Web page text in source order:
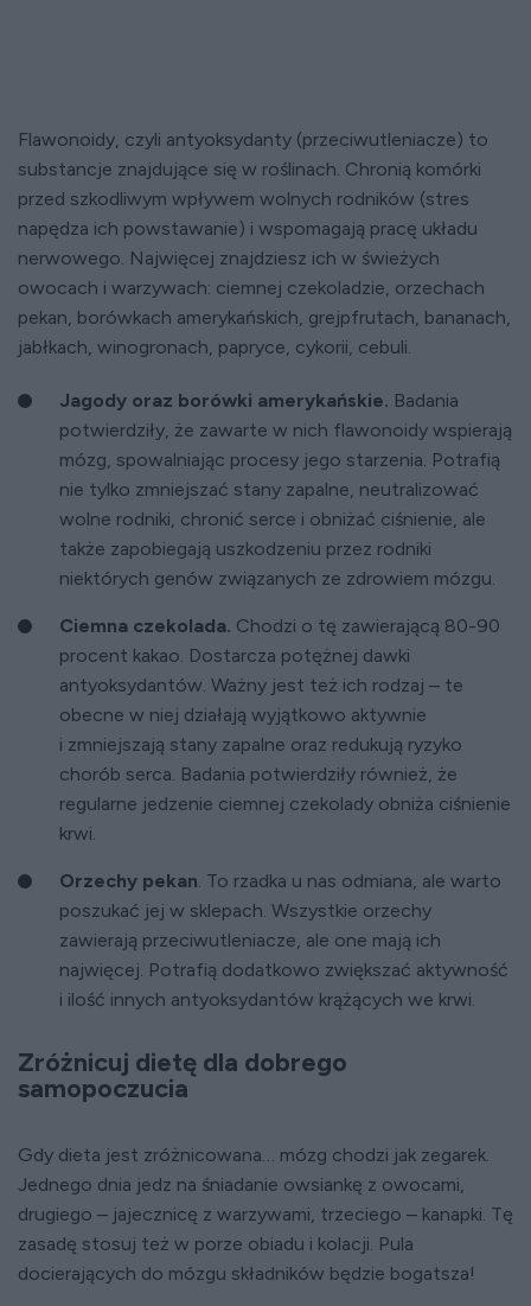
Flawonoidy, czyli antyoksydanty (przeciwutleniacze) to
substancje znajdujące się w roślinach. Chronią komórki
przed szkodliwym wpływem wolnych rodników (stres
napędza ich powstawanie) i wspomagają pracę układu
nerwowego. Najwięcej znajdziesz ich w świeżych
owocach i warzywach: ciemnej czekoladzie, orzechach
pekan, borówkach amerykańskich, grejpfrutach, bananach,
jabłkach, winogronach, papryce, cykorii, cebuli.
Jagody oraz borówki amerykańskie. Badania
potwierdziły, że zawarte w nich flawonoidy wspierają
mózg, spowalniając procesy jego starzenia. Potrafią
nie tylko zmniejszać stany zapalne, neutralizować
wolne rodniki, chronić serce i obniżać ciśnienie, ale
także zapobiegają uszkodzeniu przez rodniki
niektórych genów związanych ze zdrowiem mózgu.
Ciemna czekolada. Chodzi o tę zawierającą 80-90
procent kakao. Dostarcza potężnej dawki
antyoksydantów. Ważny jest też ich rodzaj – te
obecne w niej działają wyjątkowo aktywnie
i zmniejszają stany zapalne oraz redukują ryzyko
chorób serca. Badania potwierdziły również, że
regularne jedzenie ciemnej czekolady obniża ciśnienie
krwi.
Orzechy pekan. To rzadka u nas odmiana, ale warto
poszukać jej w sklepach. Wszystkie orzechy
zawierają przeciwutleniacze, ale one mają ich
najwięcej. Potrafią dodatkowo zwiększać aktywność
i ilość innych antyoksydantów krążących we krwi.
Zróżnicuj dietę dla dobrego
samopoczucia
Gdy dieta jest zróżnicowana… mózg chodzi jak zegarek.
Jednego dnia jedz na śniadanie owsiankę z owocami,
drugiego – jajecznicę z warzywami, trzeciego – kanapki. Tę
zasadę stosuj też w porze obiadu i kolacji. Pula
docierających do mózgu składników będzie bogatsza!